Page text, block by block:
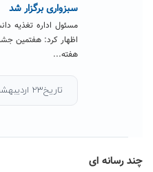
سبزواری برگزار شد
مسئول اداره تغذیه
اظهار کرد: هفتمین
هفته...
تاریخ۲۳ اردیبهشت ۱۳۹۶
چند رسانه ای